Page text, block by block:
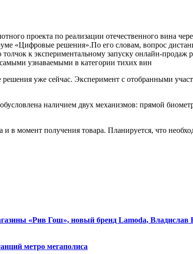
проекта по реализации отечественного вина
«Цифровые решения».По его словам, вопрос
к экспериментальному запуску онлайн-продаж
узнаваемыми в категории тихих вин
уже сейчас. Эксперимент с отобранными
наличием двух механизмов: прямой
в момент получения товара. Планируется, что
«Рив Гош», новый бренд Lamoda,
метро мегаполиса